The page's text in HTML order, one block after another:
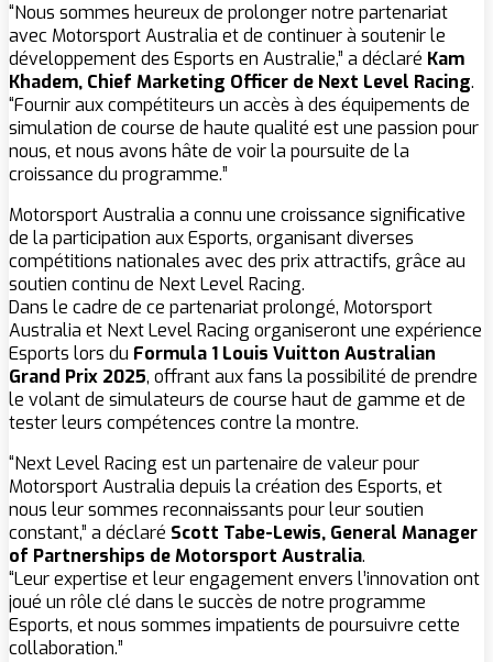
“Nous sommes heureux de prolonger notre partenariat
avec Motorsport Australia et de continuer à soutenir le
développement des Esports en Australie,” a déclaré Kam
Khadem, Chief Marketing Officer de Next Level Racing.
“Fournir aux compétiteurs un accès à des équipements de
simulation de course de haute qualité est une passion pour
nous, et nous avons hâte de voir la poursuite de la
croissance du programme.”
Motorsport Australia a connu une croissance significative
de la participation aux Esports, organisant diverses
compétitions nationales avec des prix attractifs, grâce au
soutien continu de Next Level Racing.
Dans le cadre de ce partenariat prolongé, Motorsport
Australia et Next Level Racing organiseront une expérience
Esports lors du Formula 1 Louis Vuitton Australian
Grand Prix 2025, offrant aux fans la possibilité de prendre
le volant de simulateurs de course haut de gamme et de
tester leurs compétences contre la montre.
“Next Level Racing est un partenaire de valeur pour
Motorsport Australia depuis la création des Esports, et
nous leur sommes reconnaissants pour leur soutien
constant,” a déclaré Scott Tabe-Lewis, General Manager
of Partnerships de Motorsport Australia.
“Leur expertise et leur engagement envers l’innovation ont
joué un rôle clé dans le succès de notre programme
Esports, et nous sommes impatients de poursuivre cette
collaboration.”